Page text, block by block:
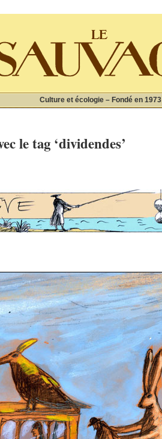
Culture et écologie – Fondé en 1973
le tag ‘dividendes’